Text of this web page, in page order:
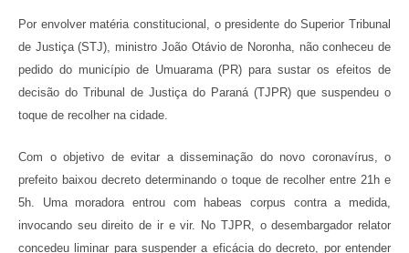
Por envolver matéria constitucional, o presidente do Superior Tribunal
de Justiça (STJ), ministro João Otávio de Noronha, não conheceu de
pedido do município de Umuarama (PR) para sustar os efeitos de
decisão do Tribunal de Justiça do Paraná (TJPR) que suspendeu o
toque de recolher na cidade.
Com o objetivo de evitar a disseminação do novo coronavírus, o
prefeito baixou decreto determinando o toque de recolher entre 21h e
5h. Uma moradora entrou com habeas corpus contra a medida,
invocando seu direito de ir e vir. No TJPR, o desembargador relator
concedeu liminar para suspender a eficácia do decreto, por entender